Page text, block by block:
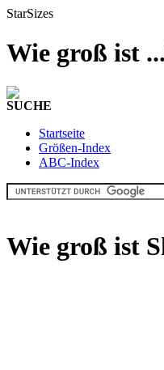
StarSizes
Wie groß ist
SUCHE
Startseite
Größen-Index
ABC-Index
Wie groß ist